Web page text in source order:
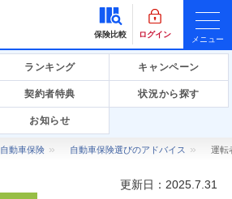
保険比較 ログイン
メニュー
ランキング キャンペーン
契約者特典 状況から探す
お知らせ
自動車保険 自動車保険選びのアドバイス 運転
更新日：2025.7.31